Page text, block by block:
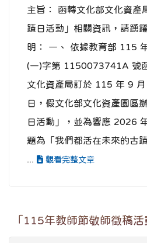
主旨： 函轉文化部文化資產
蹟日活動」相關資訊，請踴
明： 一、 依據教育部 115
(一)字第 1150073741A 號
文化資產局訂於 115 年 9
日，假文化部文化資產園區
日活動」，並為響應 2026
題為「我們都活在未來的古
觀看完整文章
「115年教師節敬師徵稿活